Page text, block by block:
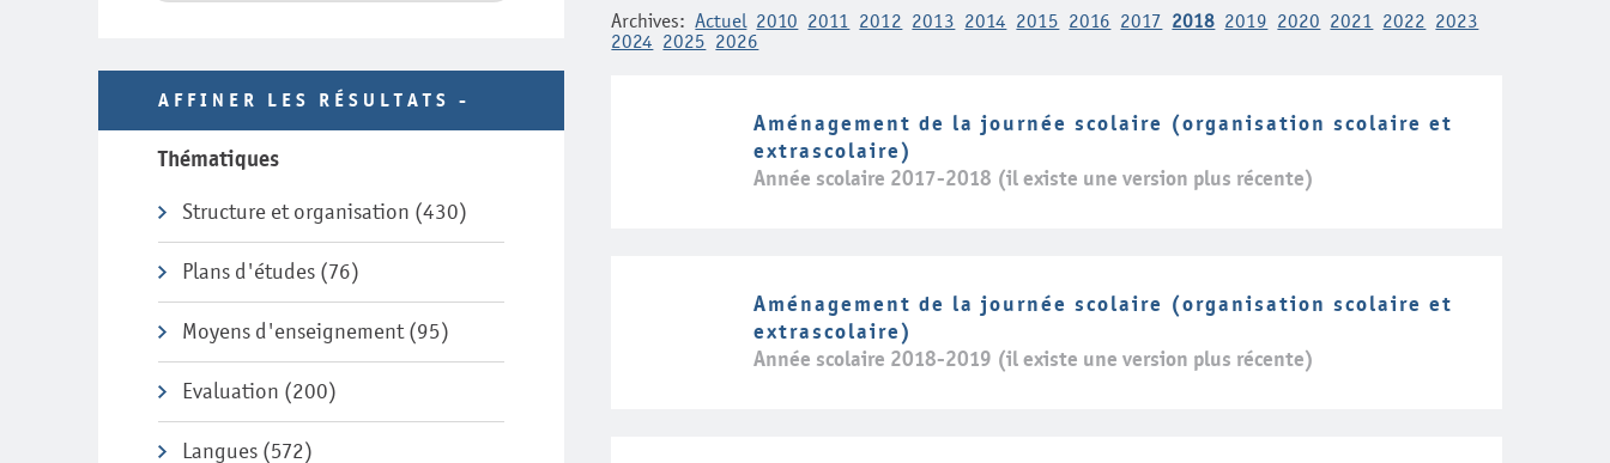
AFFINER LES RÉSULTATS
Thématiques
Structure et organisation (430)
Plans d'études (76)
Moyens d'enseignement (95)
Evaluation (200)
Langues (572)
Archives:Actuel 2010 2011 2012 2013 2014 2015 2016 2017 2018 2019 2020 2021 2022 2023
2024 2025 2026
Aménagement de la journée scolaire (organisation scolaire et
extrascolaire)
Année scolaire 2017-2018 (il existe une version plus récente)
Aménagement de la journée scolaire (organisation scolaire et
extrascolaire)
Année scolaire 2018-2019 (il existe une version plus récente)